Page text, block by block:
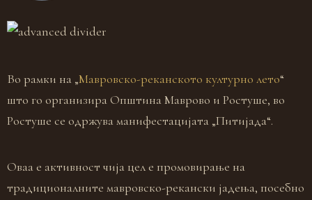
Во рамки на „Мавровско-реканското културно лето“
што го организира Општина Маврово и Ростуше, во
Ростуше се одржува манифестацијата „Питијада“.
Оваа е активност чија цел е промовирање на
традиционалните мавровско-рекански јадења, посебно